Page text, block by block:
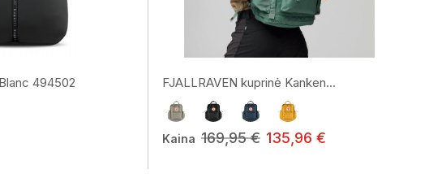
494502 FJALLRAVEN kuprinė Kanken...
Kaina 169,95 € 135,96 €